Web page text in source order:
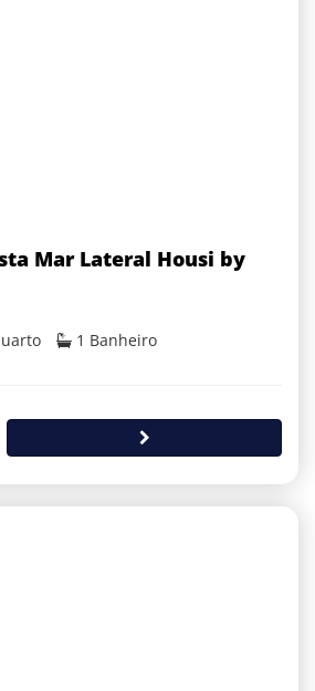
Mar Lateral Housi by
1 Banheiro